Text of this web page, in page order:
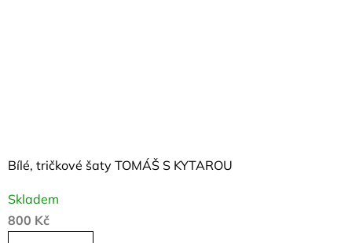
Bílé, tričkové šaty TOMÁŠ S KYTAROU
Skladem
800 Kč